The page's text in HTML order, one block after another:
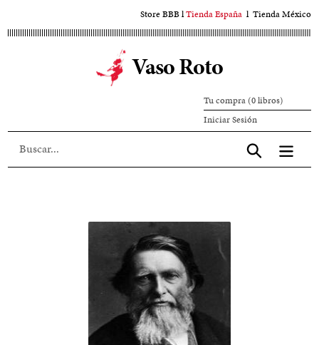
al
Store BBBlTienda España l Tienda México
Vaso Roto
Tu compra (0 libros)
Iniciar SesiónIniciar
sesión
Aceptar